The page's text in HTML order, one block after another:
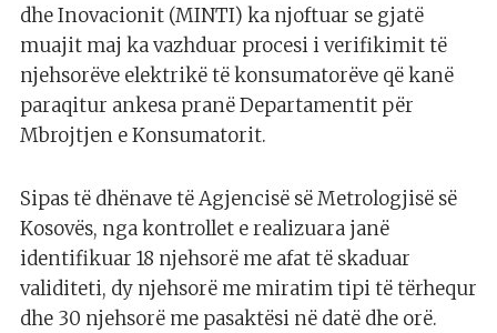
dhe Inovacionit (MINTI) ka njoftuar se gjatë
muajit maj ka vazhduar procesi i verifikimit të
njehsorëve elektrikë të konsumatorëve që kanë
paraqitur ankesa pranë Departamentit për
Mbrojtjen e Konsumatorit.
Sipas të dhënave të Agjencisë së Metrologjisë së
Kosovës, nga kontrollet e realizuara janë
identifikuar 18 njehsorë me afat të skaduar
validiteti, dy njehsorë me miratim tipi të tërhequr
dhe 30 njehsorë me pasaktësi në datë dhe orë.